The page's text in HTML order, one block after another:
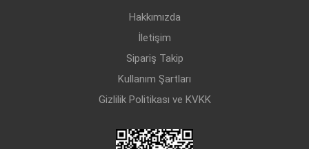
Hakkımızda
İletişim
Sipariş Takip
Kullanım Şartları
Gizlilik Politikası ve KVKK